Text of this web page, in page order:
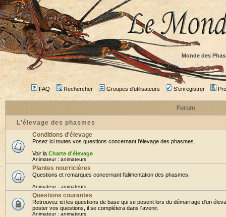
Monde des
FAQ Rechercher Groupes d'utilisateurs S'enregistrer
Forum
L'élevage des phasmes
Conditions d'élevage
Posez ici toutes vos questions concernant l'élevage des phasmes.
Voir la Charte d'élevage
Animateur : animateurs
Plantes nourricières
Questions et remarques concernant l'alimentation des phasmes.
Animateur : animateurs
Questions courantes
Retrouvez ici les questions de base qui se posent lors du démarrage d'un
poster vos questions, il se complétera dans l'avenir.
Animateur : animateurs